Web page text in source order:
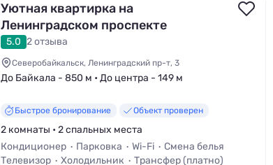
Уютная квартирка на
Ленинградском проспекте
5.0 2 отзыва
Северобайкальск, Ленинградский пр-т, 3
До Байкала - 850 м • До центра - 149 м
Быстрое бронирование Объект проверен
2 комнаты • 2 спальных места
Кондиционер
Парковка Wi-Fi
Смена белья
Телевизор
Холодильник Трансфер (платно)